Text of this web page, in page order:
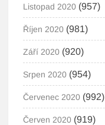
Listopad 2020 (957)
Říjen 2020 (981)
Září 2020 (920)
Srpen 2020 (954)
Červenec 2020 (992)
Červen 2020 (919)